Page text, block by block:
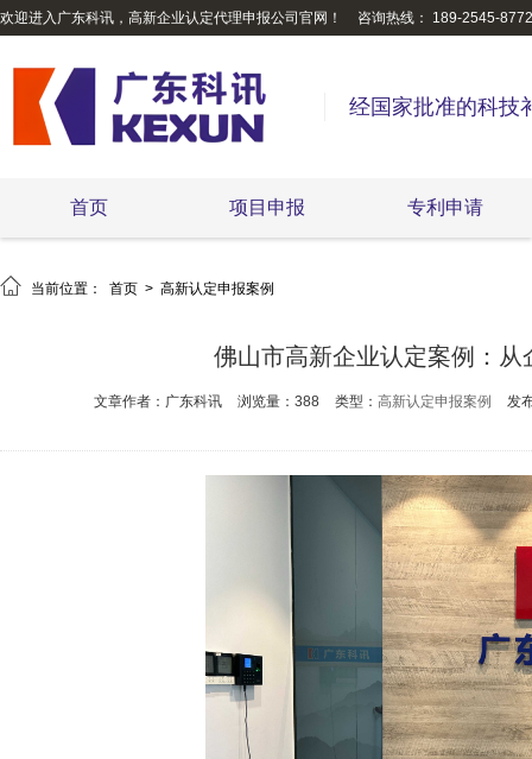
欢迎进入广东科讯，高新企业认定代理申报公司官网！ 咨询热线： 189-2545-8772
经国家批准的科技
首页 项目申报 专利申请
 当前位置： 首页 > 高新认定申报案例
佛山市高新企业认定案例：
文章作者：广东科讯 浏览量：388 类型： 高新认定申报案例 发